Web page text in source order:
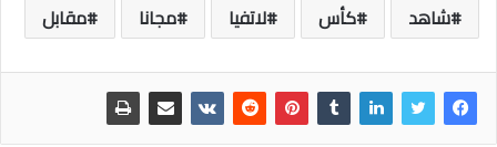
شاهد
كأس لاتفيا مجانا مقابل